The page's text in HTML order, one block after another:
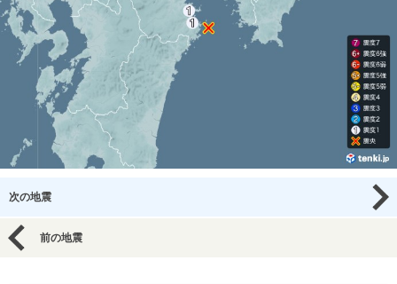
次の地震
前の地震